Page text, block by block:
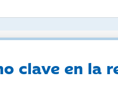
clave en la